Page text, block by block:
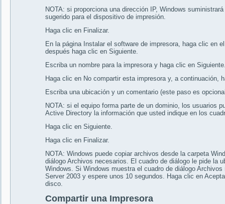
NOTA: si proporciona una dirección IP, Windows
sugerido para el dispositivo de impresión.
Haga clic en Finalizar.
En la página Instalar el software de impresora, haga clic en
después haga clic en Siguiente.
Escriba un nombre para la impresora y haga clic en
Haga clic en No compartir esta impresora y, a continuación,
Escriba una ubicación y un comentario (este paso es
NOTA: si el equipo forma parte de un dominio, los usuarios
Active Directory la información que usted indique en los
Haga clic en Siguiente.
Haga clic en Finalizar.
NOTA: Windows puede copiar archivos desde la carpeta
diálogo Archivos necesarios. El cuadro de diálogo le pide la
Windows. Si Windows muestra el cuadro de diálogo
Server 2003 y espere unos 10 segundos. Haga clic en
disco.
Compartir una Impresora